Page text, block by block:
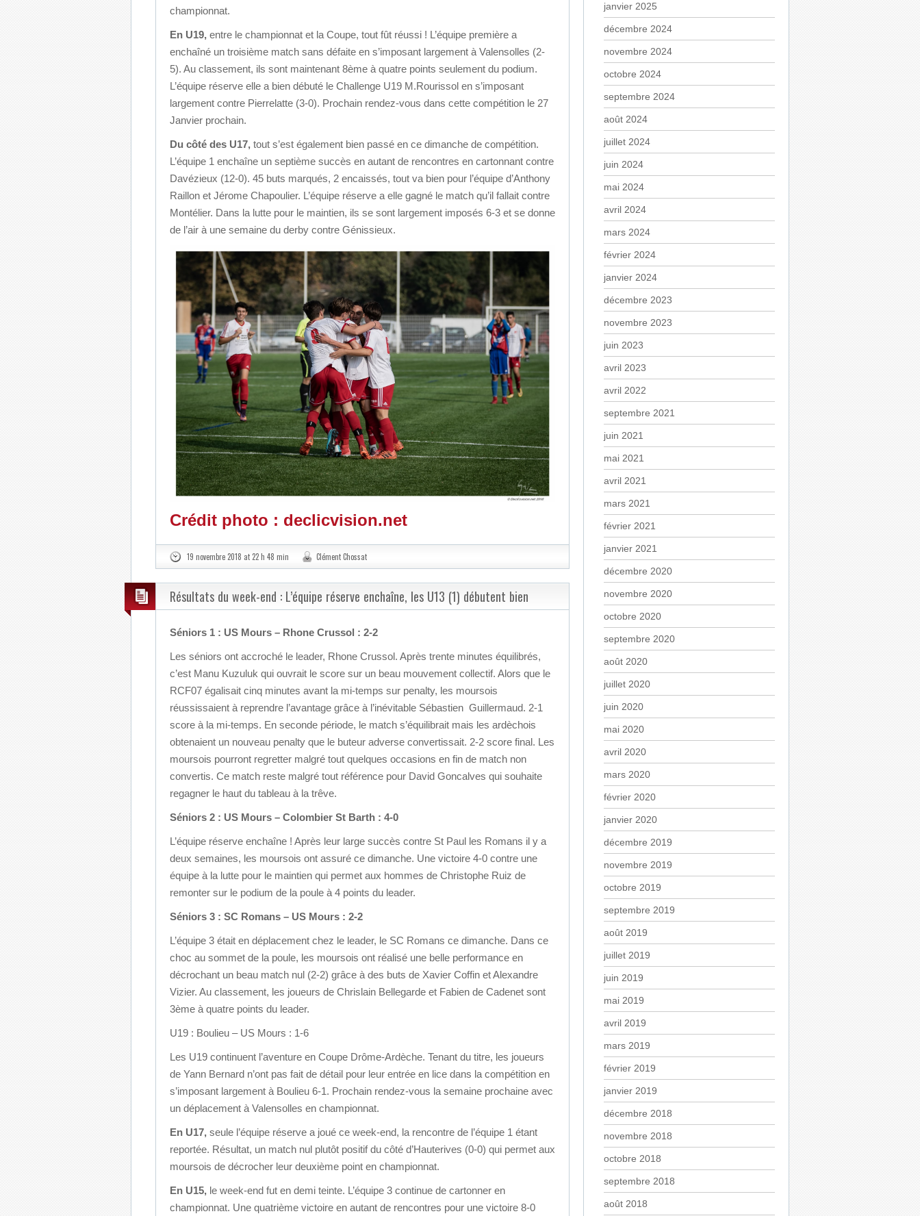
championnat.
En U19, entre le championnat et la Coupe, tout fût réussi ! L’équipe première a
enchaîné un troisième match sans défaite en s’imposant largement à Valensolles (2-
5). Au classement, ils sont maintenant 8ème à quatre points seulement du podium.
L’équipe réserve elle a bien débuté le Challenge U19 M.Rourissol en s’imposant
largement contre Pierrelatte (3-0). Prochain rendez-vous dans cette compétition le 27
Janvier prochain.
Du côté des U17, tout s’est également bien passé en ce dimanche de compétition.
L’équipe 1 enchaîne un septième succès en autant de rencontres en cartonnant contre
Davézieux (12-0). 45 buts marqués, 2 encaissés, tout va bien pour l’équipe d’Anthony
Raillon et Jérome Chapoulier. L’équipe réserve a elle gagné le match qu’il fallait contre
Montélier. Dans la lutte pour le maintien, ils se sont largement imposés 6-3 et se donne
de l’air à une semaine du derby contre Génissieux.
Crédit photo : declicvision.net
19 novembre 2018 at 22 h 48 min Clément Chossat
Résultats du week-end : L’équipe réserve enchaîne, les U13 (1) débutent bien
Séniors 1 : US Mours – Rhone Crussol : 2-2
Les séniors ont accroché le leader, Rhone Crussol. Après trente minutes équilibrés,
c’est Manu Kuzuluk qui ouvrait le score sur un beau mouvement collectif. Alors que le
RCF07 égalisait cinq minutes avant la mi-temps sur penalty, les moursois
réussissaient à reprendre l’avantage grâce à l’inévitable Sébastien Guillermaud. 2-1
score à la mi-temps. En seconde période, le match s’équilibrait mais les ardèchois
obtenaient un nouveau penalty que le buteur adverse convertissait. 2-2 score final. Les
moursois pourront regretter malgré tout quelques occasions en fin de match non
convertis. Ce match reste malgré tout référence pour David Goncalves qui souhaite
regagner le haut du tableau à la trêve.
Séniors 2 : US Mours – Colombier St Barth : 4-0
L’équipe réserve enchaîne ! Après leur large succès contre St Paul les Romans il y a
deux semaines, les moursois ont assuré ce dimanche. Une victoire 4-0 contre une
équipe à la lutte pour le maintien qui permet aux hommes de Christophe Ruiz de
remonter sur le podium de la poule à 4 points du leader.
Séniors 3 : SC Romans – US Mours : 2-2
L’équipe 3 était en déplacement chez le leader, le SC Romans ce dimanche. Dans ce
choc au sommet de la poule, les moursois ont réalisé une belle performance en
décrochant un beau match nul (2-2) grâce à des buts de Xavier Coffin et Alexandre
Vizier. Au classement, les joueurs de Chrislain Bellegarde et Fabien de Cadenet sont
3ème à quatre points du leader.
U19 : Boulieu – US Mours : 1-6
Les U19 continuent l’aventure en Coupe Drôme-Ardèche. Tenant du titre, les joueurs
de Yann Bernard n’ont pas fait de détail pour leur entrée en lice dans la compétition en
s’imposant largement à Boulieu 6-1. Prochain rendez-vous la semaine prochaine avec
un déplacement à Valensolles en championnat.
En U17, seule l’équipe réserve a joué ce week-end, la rencontre de l’équipe 1 étant
reportée. Résultat, un match nul plutôt positif du côté d’Hauterives (0-0) qui permet aux
moursois de décrocher leur deuxième point en championnat.
En U15, le week-end fut en demi teinte. L’équipe 3 continue de cartonner en
championnat. Une quatrième victoire en autant de rencontres pour une victoire 8-0
janvier 2025
décembre 2024
novembre 2024
octobre 2024
septembre 2024
août 2024
juillet 2024
juin 2024
mai 2024
avril 2024
mars 2024
février 2024
janvier 2024
décembre 2023
novembre 2023
juin 2023
avril 2023
avril 2022
septembre 2021
juin 2021
mai 2021
avril 2021
mars 2021
février 2021
janvier 2021
décembre 2020
novembre 2020
octobre 2020
septembre 2020
août 2020
juillet 2020
juin 2020
mai 2020
avril 2020
mars 2020
février 2020
janvier 2020
décembre 2019
novembre 2019
octobre 2019
septembre 2019
août 2019
juillet 2019
juin 2019
mai 2019
avril 2019
mars 2019
février 2019
janvier 2019
décembre 2018
novembre 2018
octobre 2018
septembre 2018
août 2018